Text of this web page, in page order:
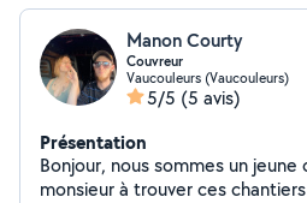
Manon Courty
Couvreur
Vaucouleurs (Vaucouleurs)
5/5 (5 avis)
Présentation
Bonjour, nous sommes un
monsieur à trouver ces